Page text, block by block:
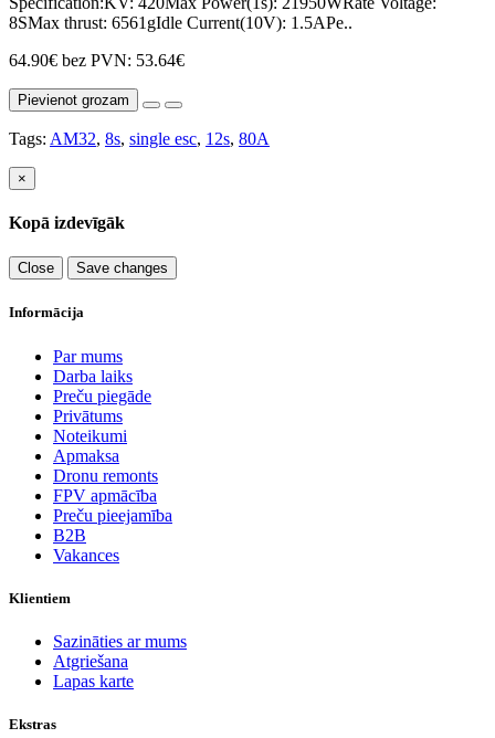
8SMax thrust: 6561gIdle Current(10V): 1.5APe..
64.90€ bez PVN: 53.64€
Pievienot grozam
Tags: AM32, 8s, single esc, 12s, 80A
×
Kopā izdevīgāk
Close Save changes
Informācija
Par mums
Darba laiks
Preču piegāde
Privātums
Noteikumi
Apmaksa
Dronu remonts
FPV apmācība
Preču pieejamība
B2B
Vakances
Klientiem
Sazināties ar mums
Atgriešana
Lapas karte
Ekstras